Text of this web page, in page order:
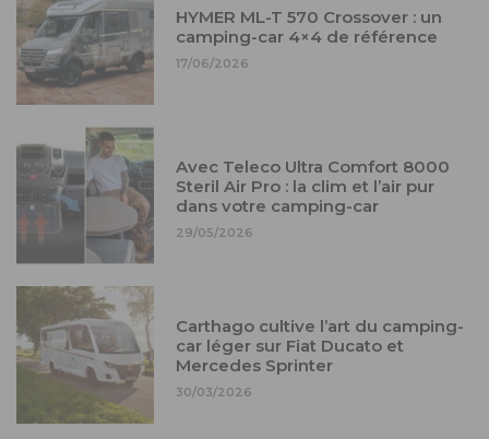
HYMER ML-T 570 Crossover : un
camping-car 4×4 de référence
17/06/2026
Avec Teleco Ultra Comfort 8000
Steril Air Pro : la clim et l’air pur
dans votre camping-car
29/05/2026
Carthago cultive l’art du camping-
car léger sur Fiat Ducato et
Mercedes Sprinter
30/03/2026